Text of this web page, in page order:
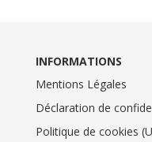
INFORMATIONS
Mentions Légales
Déclaration de
Politique de cookies